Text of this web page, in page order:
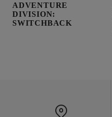
ADVENTURE
DIVISION:
SWITCHBACK